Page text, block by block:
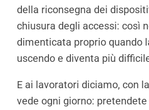
della riconsegna dei
chiusura degli accessi: così
dimenticata proprio quando
uscendo e diventa più
E ai lavoratori diciamo, con
vede ogni giorno: